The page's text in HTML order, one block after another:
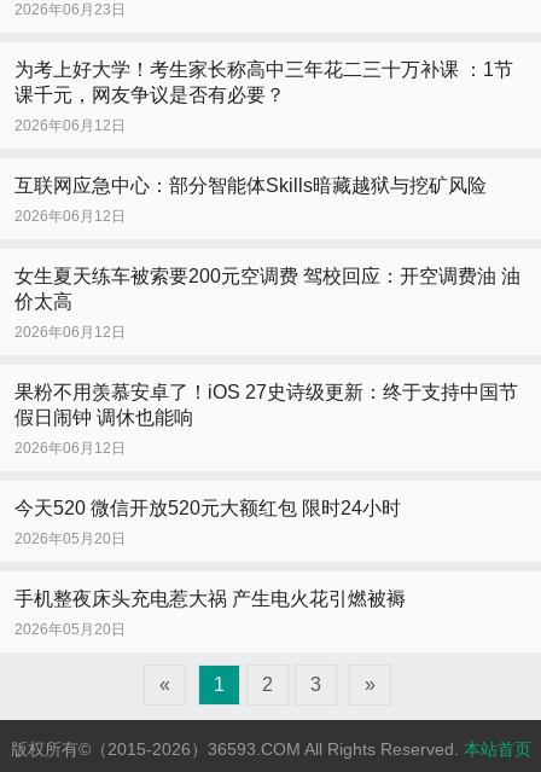
2026年06月23日
为考上好大学！考生家长称高中三年花二三十万补课 ：1节
课千元，网友争议是否有必要？
2026年06月12日
互联网应急中心：部分智能体Skills暗藏越狱与挖矿风险
2026年06月12日
女生夏天练车被索要200元空调费 驾校回应：开空调费油 油
价太高
2026年06月12日
果粉不用羡慕安卓了！iOS 27史诗级更新：终于支持中国节
假日闹钟 调休也能响
2026年06月12日
今天520 微信开放520元大额红包 限时24小时
2026年05月20日
手机整夜床头充电惹大祸 产生电火花引燃被褥
2026年05月20日
« 1 2 3 »
版权所有©（2015-2026）36593.COM All Rights Reserved. 本站首页